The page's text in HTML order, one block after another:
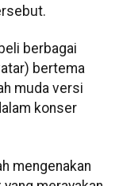
berbagai
bertema
muda versi
konser
mengenakan